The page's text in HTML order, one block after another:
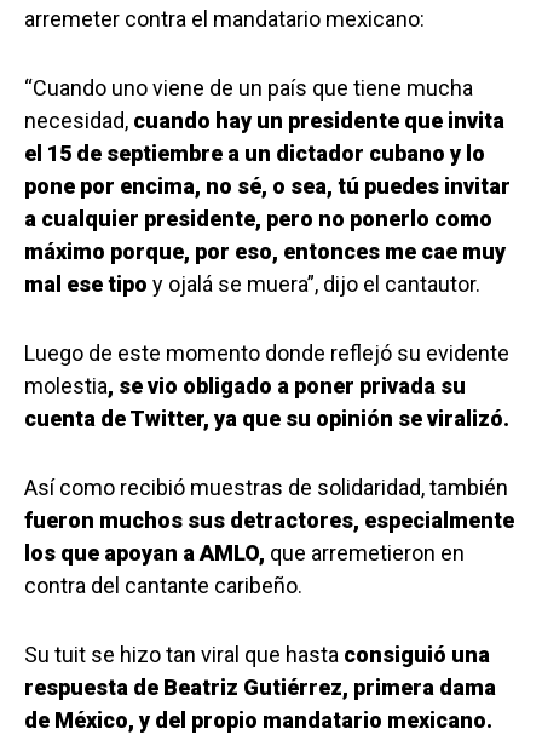
arremeter contra el mandatario mexicano:
“Cuando uno viene de un país que tiene mucha
necesidad, cuando hay un presidente que invita
el 15 de septiembre a un dictador cubano y lo
pone por encima, no sé, o sea, tú puedes invitar
a cualquier presidente, pero no ponerlo como
máximo porque, por eso, entonces me cae muy
mal ese tipo y ojalá se muera”, dijo el cantautor.
Luego de este momento donde reflejó su evidente
molestia, se vio obligado a poner privada su
cuenta de Twitter, ya que su opinión se viralizó.
Así como recibió muestras de solidaridad, también
fueron muchos sus detractores, especialmente
los que apoyan a AMLO, que arremetieron en
contra del cantante caribeño.
Su tuit se hizo tan viral que hasta consiguió una
respuesta de Beatriz Gutiérrez, primera dama
de México, y del propio mandatario mexicano.